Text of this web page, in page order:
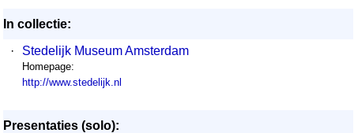
In collectie:
·
Stedelijk Museum Amsterdam
Homepage:
http://www.stedelijk.nl
Presentaties (solo):